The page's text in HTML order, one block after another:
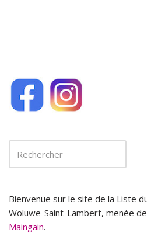
Bienvenue sur le site de la Liste
Woluwe-Saint-Lambert, menée
Maingain.